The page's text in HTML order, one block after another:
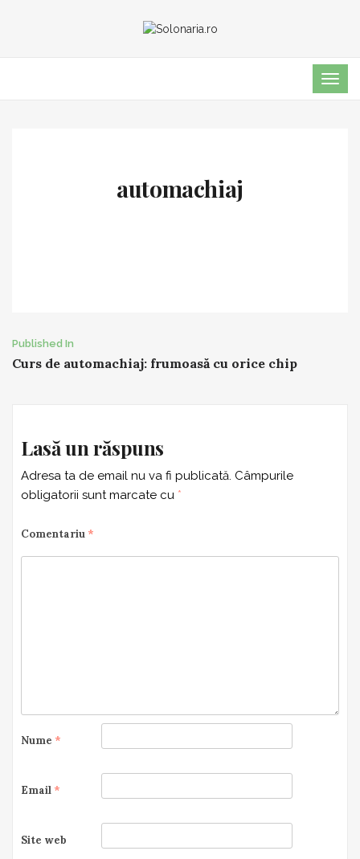
automachiaj
Post
navigation
Published In
Curs de automachiaj: frumoasă cu orice chip
Lasă un răspuns
Adresa ta de email nu va fi publicată. Câmpurile
obligatorii sunt marcate cu *
Comentariu *
Nume *
Email *
Site web